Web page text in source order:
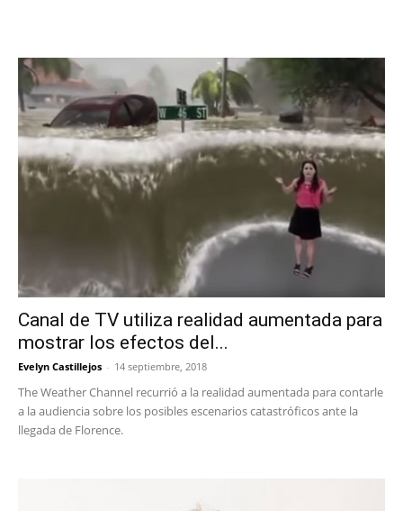
Canal de TV utiliza realidad aumentada para
mostrar los efectos del...
Evelyn Castillejos - 14 septiembre, 2018
The Weather Channel recurrió a la realidad aumentada para contarle
a la audiencia sobre los posibles escenarios catastróficos ante la
llegada de Florence.